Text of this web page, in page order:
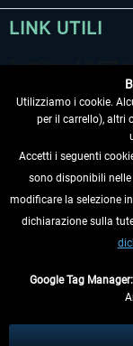
LINK UTILI
RECEDERE DAL
eventualmente le
Utilizziamo i cookie.
per il carrello), altri
Accetti i seguenti
sono disponibili
modificare la selezione
dichiarazione sulla
Google Tag Manager: